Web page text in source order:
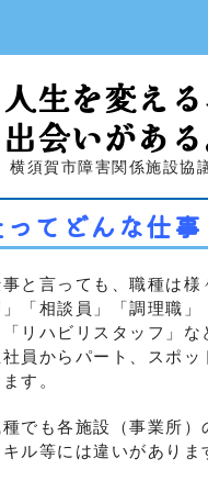
人生を変える
出会いがある
横須賀市障害関係施設協
てどんな仕事
と言っても、職種は様
「相談員」「調理職」
「リハビリスタッフ」
員からパート、スポッ
す。
でも各施設（事業所）
ル等には違いがありま